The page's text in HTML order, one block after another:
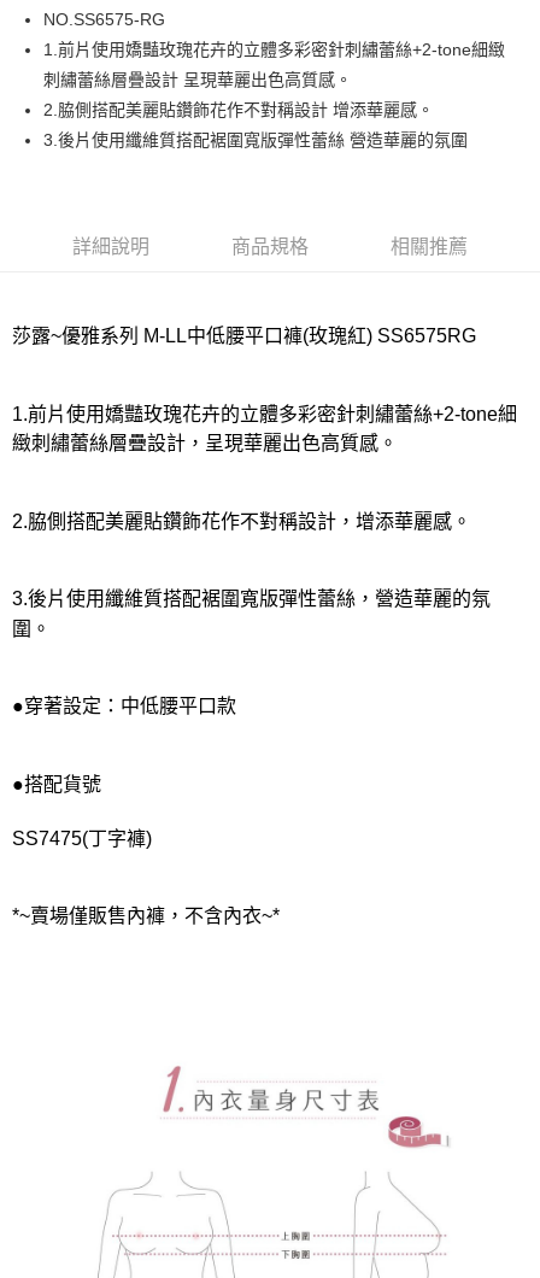
運送方式
全家取貨付款
每筆NT$80，滿NT$1,000(含以上)免運費
付款後全家取貨
每筆NT$80，滿NT$1,000(含以上)免運費
離島
付款後門市自取
NO.SS6575-RG
1.前片使用嬌豔玫瑰花卉的立體多彩密針刺繡蕾絲+2-tone細緻
刺繡蕾絲層疊設計 呈現華麗出色高質感。
2.脇側搭配美麗貼鑽飾花作不對稱設計 增添華麗感。
3.後片使用纖維質搭配裾圍寬版彈性蕾絲 營造華麗的氛圍
詳細說明 商品規格 相關推薦
莎露~優雅系列 M-LL中低腰平口褲(玫瑰紅) SS6575RG
1.前片使用嬌豔玫瑰花卉的立體多彩密針刺繡蕾絲+2-tone細
緻刺繡蕾絲層疊設計，呈現華麗出色高質感。
2.脇側搭配美麗貼鑽飾花作不對稱設計，增添華麗感。
3.後片使用纖維質搭配裾圍寬版彈性蕾絲，營造華麗的氛
圍。
●穿著設定：中低腰平口款
●搭配貨號
SS7475(丁字褲)
*~賣場僅販售內褲，不含內衣~*